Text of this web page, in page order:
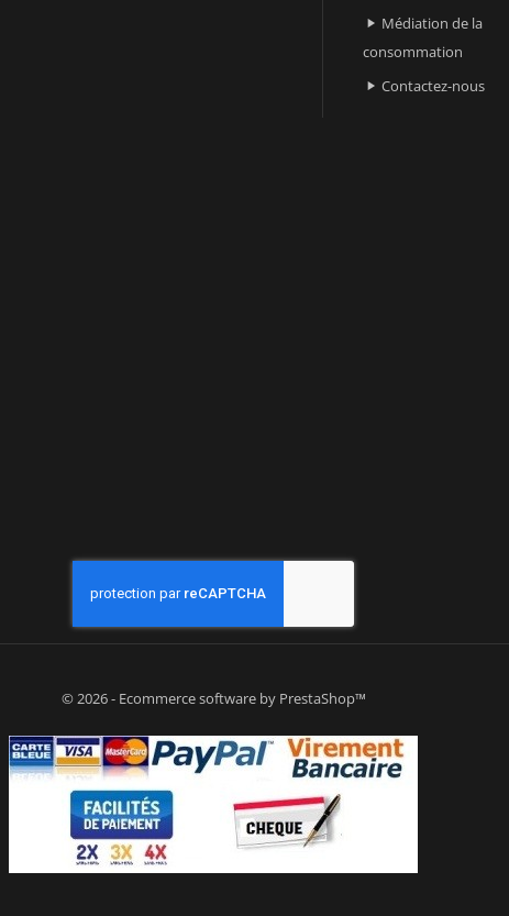
 Médiation de la
consommation
 Contactez-nous
© 2026 - Ecommerce software by PrestaShop™